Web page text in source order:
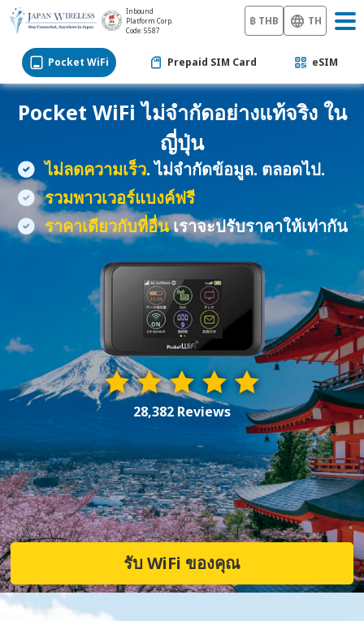
Inbound
Platform Corp.
Code: 5587
฿ THB TH
Pocket WiFi Prepaid SIM Card eSIM
Pocket WiFi ไม่จำกัดอย่างแท้จริง ใน
ญี่ปุ่น
ไม่ลดความเร็ว. ไม่จำกัดข้อมูล. ตลอดไป.
รวมพาวเวอร์แบงค์ฟรี
ราคาเดียวกับที่อื่นเราจะปรับราคาให้เท่ากัน
28,382 Reviews
รับ WiFi ของคุณ